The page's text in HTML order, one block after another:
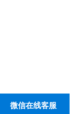
微信在线客服